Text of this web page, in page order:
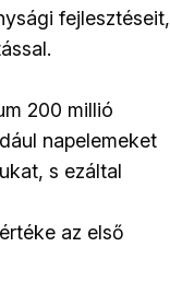
fejlesztéseit,
200 millió
napelemeket
s ezáltal
az első